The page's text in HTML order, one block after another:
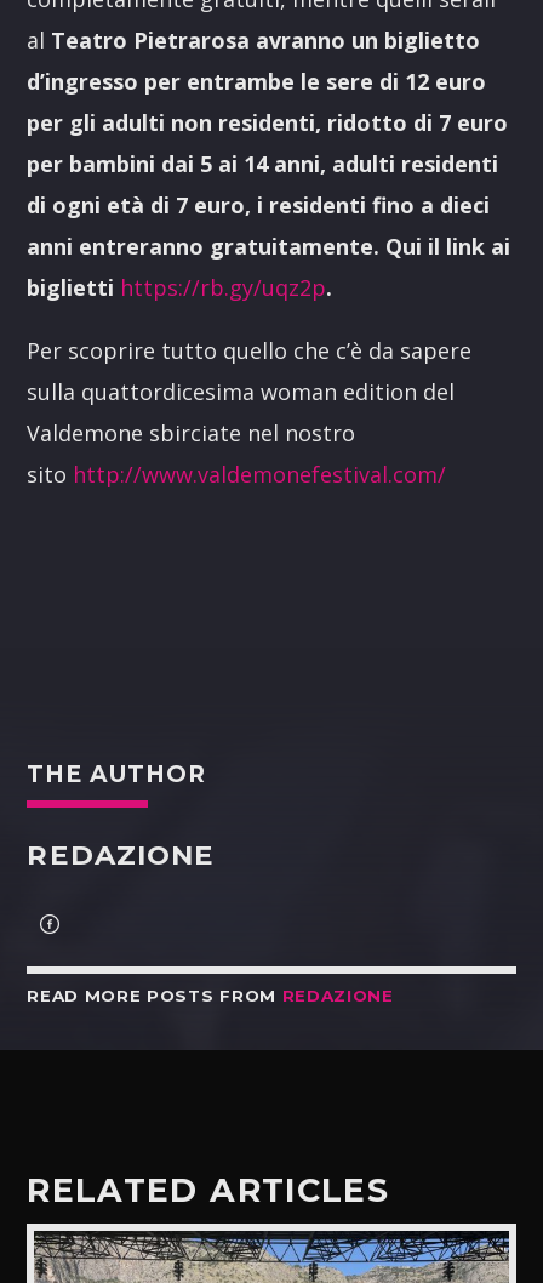
al Teatro Pietrarosa avranno un biglietto
d’ingresso per entrambe le sere di 12 euro
per gli adulti non residenti, ridotto di 7 euro
per bambini dai 5 ai 14 anni, adulti residenti
di ogni età di 7 euro, i residenti fino a dieci
anni entreranno gratuitamente. Qui il link ai
biglietti https://rb.gy/uqz2p.
Per scoprire tutto quello che c’è da sapere
sulla quattordicesima woman edition del
Valdemone sbirciate nel nostro
sito http://www.valdemonefestival.com/
THE AUTHOR
REDAZIONE
READ MORE POSTS FROM REDAZIONE
RELATED ARTICLES